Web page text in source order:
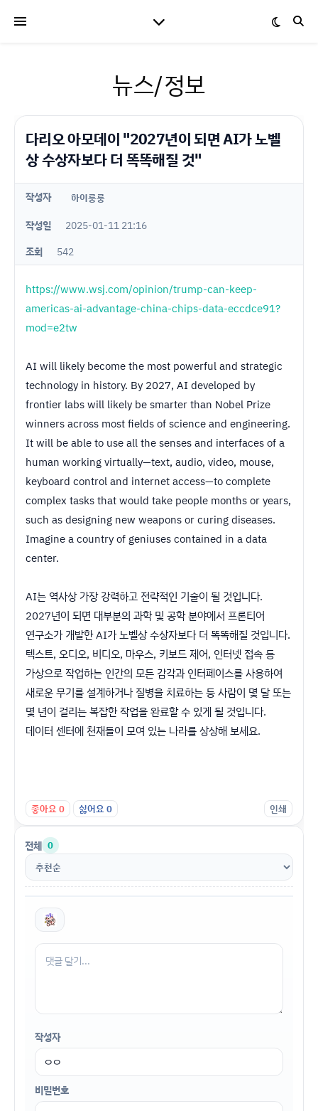
뉴스/정보
다리오 아모데이 "2027년이 되면 AI가 노벨
상 수상자보다 더 똑똑해질 것"
작성자 하이룽룽
작성일
2025-01-11 21:16
조회
542
https://www.wsj.com/opinion/trump-can-keep-
americas-ai-advantage-china-chips-data-eccdce91?
mod=e2tw
AI will likely become the most powerful and strategic
technology in history. By 2027, AI developed by
frontier labs will likely be smarter than Nobel Prize
winners across most fields of science and engineering.
It will be able to use all the senses and interfaces of a
human working virtually—text, audio, video, mouse,
keyboard control and internet access—to complete
complex tasks that would take people months or years,
such as designing new weapons or curing diseases.
Imagine a country of geniuses contained in a data
center.
AI는 역사상 가장 강력하고 전략적인 기술이 될 것입니다.
2027년이 되면 대부분의 과학 및 공학 분야에서 프론티어
연구소가 개발한 AI가 노벨상 수상자보다 더 똑똑해질 것입니다.
텍스트, 오디오, 비디오, 마우스, 키보드 제어, 인터넷 접속 등
가상으로 작업하는 인간의 모든 감각과 인터페이스를 사용하여
새로운 무기를 설계하거나 질병을 치료하는 등 사람이 몇 달 또는
몇 년이 걸리는 복잡한 작업을 완료할 수 있게 될 것입니다.
데이터 센터에 천재들이 모여 있는 나라를 상상해 보세요.
좋아요0 싫어요0 인쇄
전체 0
작성자
비밀번호